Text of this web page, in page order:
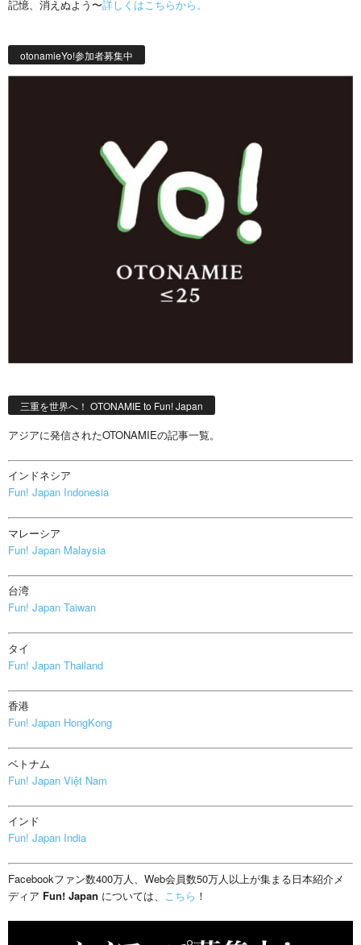
記憶、消えぬよう〜詳しくはこちらから。
otonamieYo!参加者募集中
三重を世界へ！ OTONAMIE to Fun! Japan
アジアに発信されたOTONAMIEの記事一覧。
インドネシア
Fun! Japan Indonesia
マレーシア
Fun! Japan Malaysia
台湾
Fun! Japan Taiwan
タイ
Fun! Japan Thailand
香港
Fun! Japan HongKong
ベトナム
Fun! Japan Việt Nam
インド
Fun! Japan India
Facebookファン数400万人、Web会員数50万人以上が集まる日本紹介メ
ディア Fun! Japan については、 こちら ！